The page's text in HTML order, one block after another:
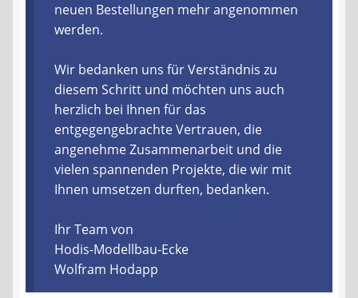
Gutschein
Batterien- und Akku Verordnung
Elektro- und Elektronikgeräte Verordnung
Öle- und Schmierstoff Verordnung
Vereine & Foren
Kontakt
neuen Bestellungen mehr angenommen
werden.
Wir bedanken uns für Verständnis zu
diesem Schritt und möchten uns auch
herzlich bei Ihnen für das
entgegengebrachte Vertrauen, die
angenehme Zusammenarbeit und die
vielen spannenden Projekte, die wir mit
Ihnen umsetzen durften, bedanken.
Ihr Team von
Hodis-Modellbau-Ecke
Wolfram Hodapp